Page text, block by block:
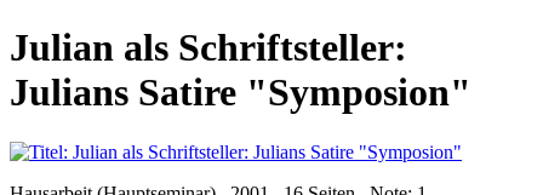
Julian als Schriftsteller:
Julians Satire "Symposion"